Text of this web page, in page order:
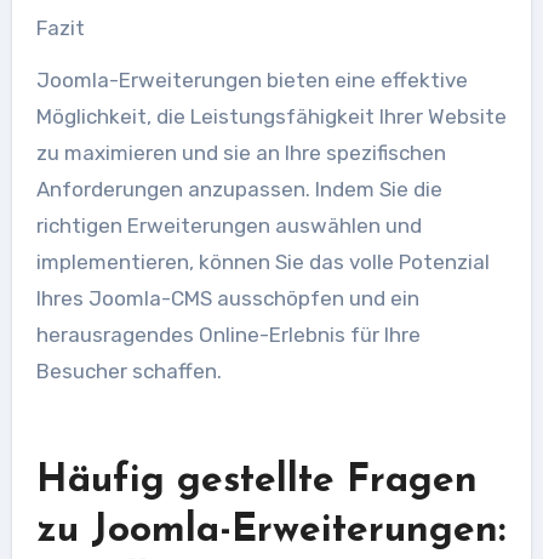
Fazit
Joomla-Erweiterungen bieten eine effektive
Möglichkeit, die Leistungsfähigkeit Ihrer Website
zu maximieren und sie an Ihre spezifischen
Anforderungen anzupassen. Indem Sie die
richtigen Erweiterungen auswählen und
implementieren, können Sie das volle Potenzial
Ihres Joomla-CMS ausschöpfen und ein
herausragendes Online-Erlebnis für Ihre
Besucher schaffen.
Häufig gestellte Fragen
zu Joomla-Erweiterungen: